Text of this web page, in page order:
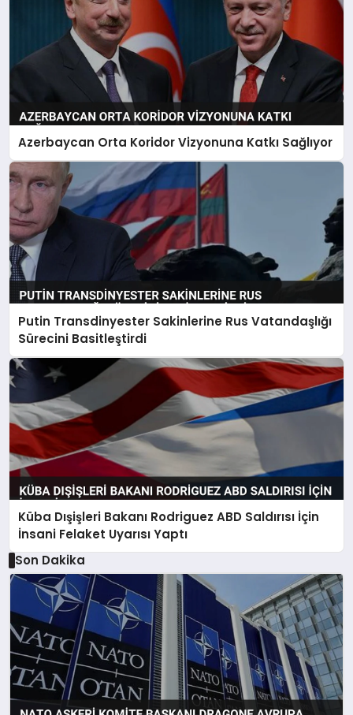
Azerbaycan Orta Koridor Vizyonuna Katkı Sağlıyor
Putin Transdinyester Sakinlerine Rus Vatandaşlığı
Sürecini Basitleştirdi
Küba Dışişleri Bakanı Rodriguez ABD Saldırısı İçin
İnsani Felaket Uyarısı Yaptı
Son Dakika